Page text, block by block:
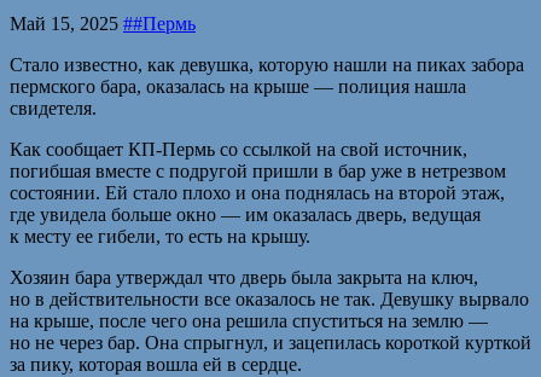
Май 15, 2025 ##Пермь
Стало известно, как девушка, которую нашли на пиках забора
пермского бара, оказалась на крыше — полиция нашла
свидетеля.
Как сообщает КП-Пермь со ссылкой на свой источник,
погибшая вместе с подругой пришли в бар уже в нетрезвом
состоянии. Ей стало плохо и она поднялась на второй этаж,
где увидела больше окно — им оказалась дверь, ведущая
к месту ее гибели, то есть на крышу.
Хозяин бара утверждал что дверь была закрыта на ключ,
но в действительности все оказалось не так. Девушку вырвало
на крыше, после чего она решила спуститься на землю —
но не через бар. Она спрыгнул, и зацепилась короткой курткой
за пику, которая вошла ей в сердце.